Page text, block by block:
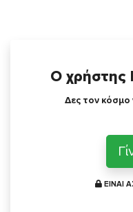
Ο χρήστης
Δες τον κόσμο
ΕΙΝΑΙ